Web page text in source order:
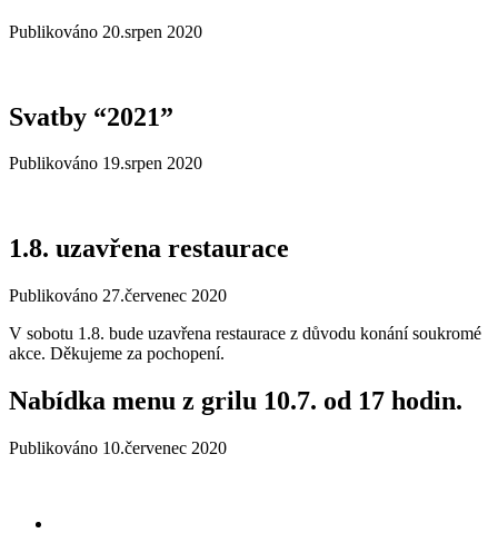
Publikováno 20.srpen 2020
Svatby “2021”
Publikováno 19.srpen 2020
1.8. uzavřena restaurace
Publikováno 27.červenec 2020
V sobotu 1.8. bude uzavřena restaurace z důvodu konání soukromé
akce. Děkujeme za pochopení.
Nabídka menu z grilu 10.7. od 17 hodin.
Publikováno 10.červenec 2020